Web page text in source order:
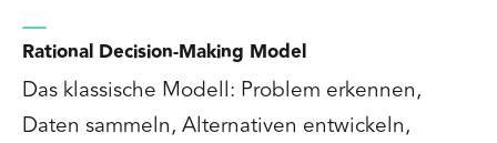
Rational Decision-Making Model
Das klassische Modell: Problem erkennen,
Daten sammeln, Alternativen entwickeln,